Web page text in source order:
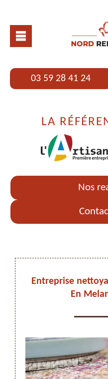
03 59 28 41 24
LA
Nos
Entreprise
En